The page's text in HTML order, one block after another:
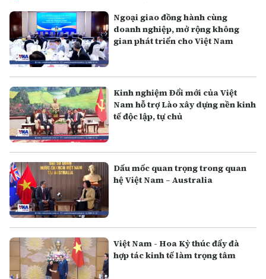
Ngoại giao đồng hành cùng
doanh nghiệp, mở rộng không
gian phát triển cho Việt Nam
Kinh nghiệm Đổi mới của Việt
Nam hỗ trợ Lào xây dựng nền kinh
tế độc lập, tự chủ
Dấu mốc quan trọng trong quan
hệ Việt Nam – Australia
Việt Nam - Hoa Kỳ thúc đẩy đà
hợp tác kinh tế làm trọng tâm